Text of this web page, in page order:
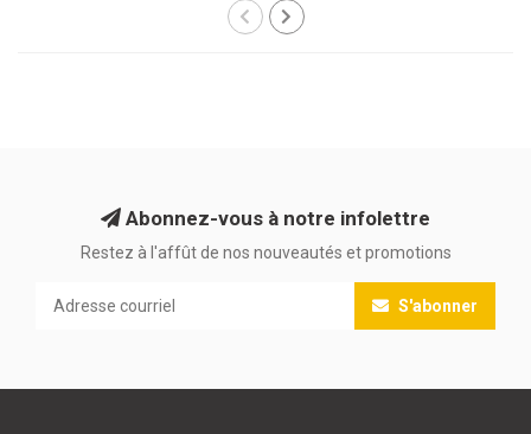
Abonnez-vous à notre infolettre
Restez à l'affût de nos nouveautés et promotions
S'abonner